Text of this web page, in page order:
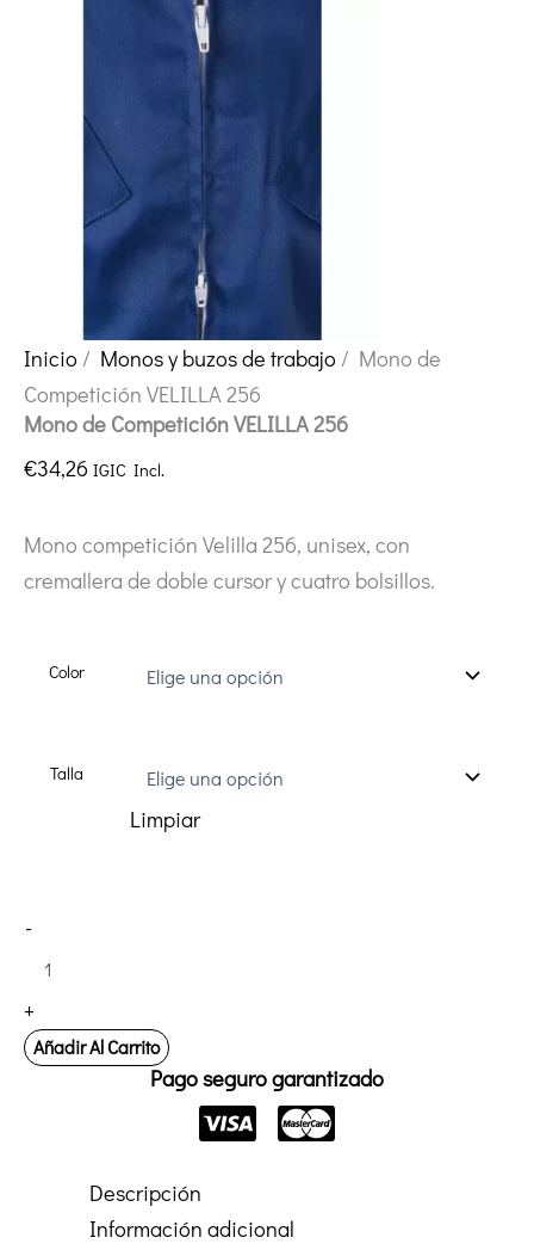
Inicio / Monos y buzos de trabajo / Mono de
Competición VELILLA 256
Mono de Competición VELILLA 256
€34,26 IGIC Incl.
Mono competición Velilla 256, unisex, con
cremallera de doble cursor y cuatro bolsillos.
Color
Talla
Limpiar
-
Competición
256
cantidad
+
Añadir Al Carrito
Pago seguro garantizado
Descripción
Información adicional